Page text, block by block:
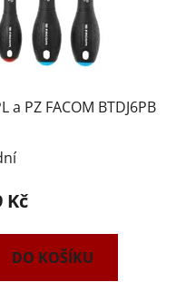
PZ FACOM BTDJ6PB
Kč
DO KOŠÍKU